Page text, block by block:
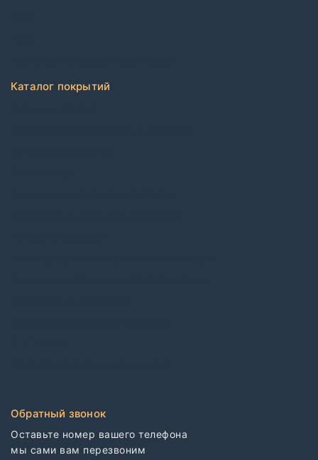
Каталог покрытий
Обратный звонок
Оставьте номер вашего телефона
мы сами вам перезвоним